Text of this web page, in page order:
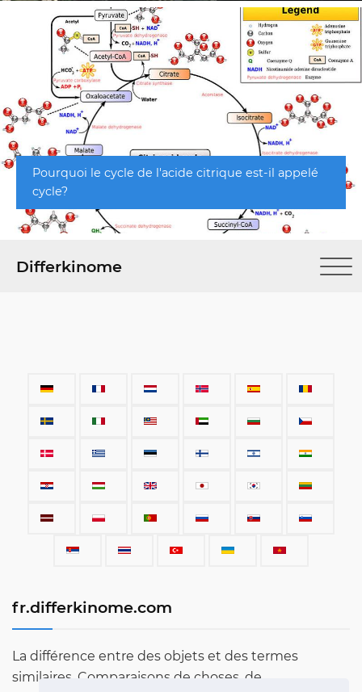
Pourquoi le cycle de l'acide citrique est-il appelé
cycle?
Differkinome
fr.differkinome.com
La différence entre des objets et des termes
similaires. Comparaisons de choses, de